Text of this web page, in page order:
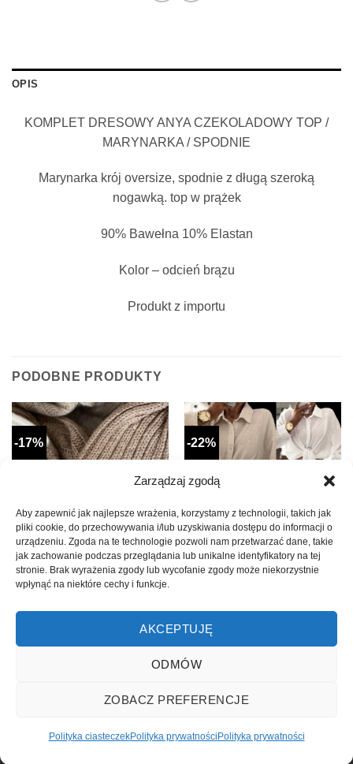
Zarządzaj zgodą
Aby zapewnić jak najlepsze wrażenia, korzystamy z technologii, takich jak
pliki cookie, do przechowywania i/lub uzyskiwania dostępu do informacji o
urządzeniu. Zgoda na te technologie pozwoli nam przetwarzać dane, takie
jak zachowanie podczas przeglądania lub unikalne identyfikatory na tej
stronie. Brak wyrażenia zgody lub wycofanie zgody może niekorzystnie
wpłynąć na niektóre cechy i funkcje.
AKCEPTUJĘ
ODMÓW
ZOBACZ PREFERENCJE
Polityka ciasteczekPolityka prywatności Polityka prywatności
OPIS
KOMPLET DRESOWY ANYA CZEKOLADOWY TOP /
MARYNARKA / SPODNIE
Marynarka krój oversize, spodnie z długą szeroką
nogawką. top w prążek
90% Bawełna 10% Elastan
Kolor – odcień brązu
Produkt z importu
PODOBNE PRODUKTY
-17%
KOMPLET CZAPKA / SZAL
119.99zł Pierwotna
99.99złAktualna
-22%
LYOCELL BEŻOWY
229.99zł Pierwotna
179.99złAktualna
Copyright 2026 ©NinaB| Projekt i wykonaniebeecloud.pl